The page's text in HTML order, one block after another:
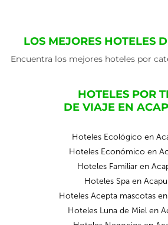
LOS MEJORES HOTELES
Encuentra los mejores hoteles por
HOTELES POR
DE VIAJE EN
Hoteles Ecológico en
Hoteles Económico en
Hoteles Familiar en
Hoteles Spa en
Hoteles Acepta mascotas
Hoteles Luna de Miel en